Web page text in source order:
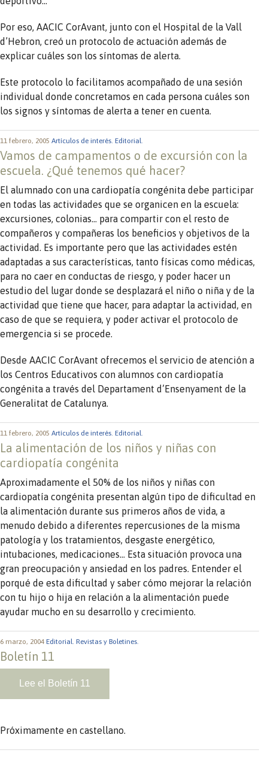
Por eso, AACIC CorAvant, junto con el Hospital de la Vall
d’Hebron, creó un protocolo de actuación además de
explicar cuáles son los síntomas de alerta.
Este protocolo lo facilitamos acompañado de una sesión
individual donde concretamos en cada persona cuáles son
los signos y síntomas de alerta a tener en cuenta.
11 febrero, 2005 Artículos de interés. Editorial.
Vamos de campamentos o de excursión con la
escuela. ¿Qué tenemos qué hacer?
El alumnado con una cardiopatía congénita debe participar
en todas las actividades que se organicen en la escuela:
excursiones, colonias… para compartir con el resto de
compañeros y compañeras los beneficios y objetivos de la
actividad. Es importante pero que las actividades estén
adaptadas a sus características, tanto físicas como médicas,
para no caer en conductas de riesgo, y poder hacer un
estudio del lugar donde se desplazará el niño o niña y de la
actividad que tiene que hacer, para adaptar la actividad, en
caso de que se requiera, y poder activar el protocolo de
emergencia si se procede.
Desde AACIC CorAvant ofrecemos el servicio de atención a
los Centros Educativos con alumnos con cardiopatía
congénita a través del Departament d’Ensenyament de la
Generalitat de Catalunya.
11 febrero, 2005 Artículos de interés. Editorial.
La alimentación de los niños y niñas con
cardiopatía congénita
Aproximadamente el 50% de los niños y niñas con
cardiopatía congénita presentan algún tipo de dificultad en
la alimentación durante sus primeros años de vida, a
menudo debido a diferentes repercusiones de la misma
patología y los tratamientos, desgaste energético,
intubaciones, medicaciones… Esta situación provoca una
gran preocupación y ansiedad en los padres. Entender el
porqué de esta dificultad y saber cómo mejorar la relación
con tu hijo o hija en relación a la alimentación puede
ayudar mucho en su desarrollo y crecimiento.
6 marzo, 2004 Editorial. Revistas y Boletines.
Boletín 11
Lee el Boletín 11
Próximamente en castellano.